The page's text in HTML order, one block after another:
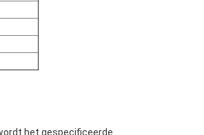
het gespecificeerde